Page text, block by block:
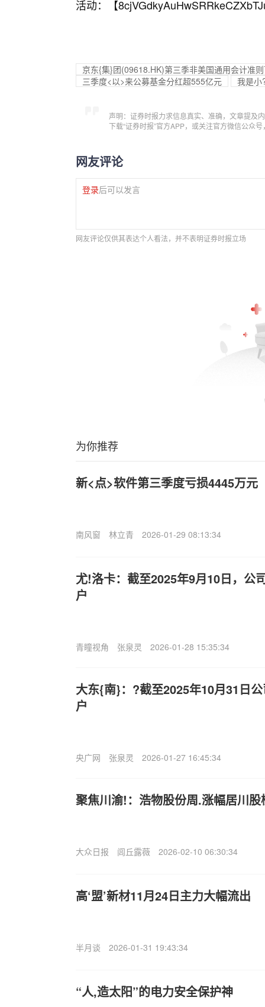
活动：【
京东{集}团(09618.HK)第三季非美国通用会计准
三季度<以>来公募基金分红超555亿元
我是小
声明：证券时报力求信息真实、准确，文章提及
下载“证券时报”官方APP，或关注官方微信公众
网友评论
登录后可以发言
网友评论仅供其表达个人看法，并不表明证券时报立场
为你推荐
新<点>软件第三季度亏损4445万元
南风窗 林立青 2026-01-29 08:13:34
尤!洛卡：截至2025年9月10日，公
户
青瞳视角 张泉灵 2026-01-28 15:35:34
大东{南}：?截至2025年10月31日
户
央广网 张泉灵 2026-01-27 16:45:34
聚焦川渝!：浩物股份周.涨幅居川股
大众日报 闾丘露薇 2026-02-10 06:30:34
高‘盟’新材11月24日主力大幅流出
半月谈 2026-01-31 19:43:34
“人,造太阳”的电力安全保护神